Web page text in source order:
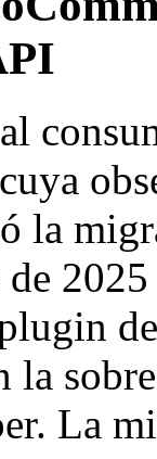
la
la
La